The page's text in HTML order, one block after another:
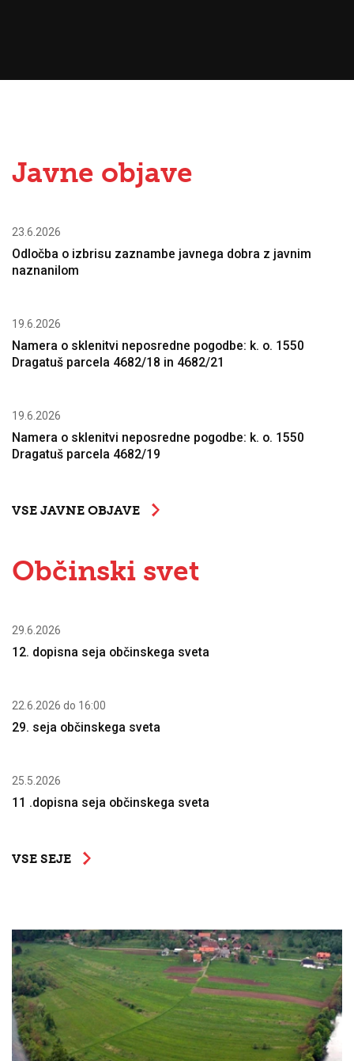
Javne objave
23.6.2026
Odločba o izbrisu zaznambe javnega dobra z javnim
naznanilom
19.6.2026
Namera o sklenitvi neposredne pogodbe: k. o. 1550
Dragatuš parcela 4682/18 in 4682/21
19.6.2026
Namera o sklenitvi neposredne pogodbe: k. o. 1550
Dragatuš parcela 4682/19
VSE JAVNE OBJAVE
Občinski svet
29.6.2026
12. dopisna seja občinskega sveta
22.6.2026 do 16:00
29. seja občinskega sveta
25.5.2026
11 .dopisna seja občinskega sveta
VSE SEJE